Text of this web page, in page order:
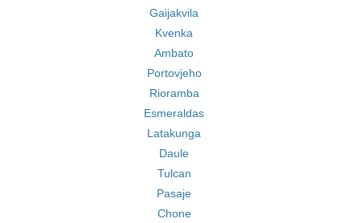
Gaijakvila
Kvenka
Ambato
Portovjeho
Rioramba
Esmeraldas
Latakunga
Daule
Tulcan
Pasaje
Chone